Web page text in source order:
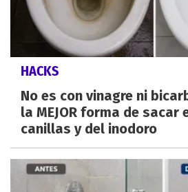
HACKS
No es con vinagre ni
la MEJOR forma de sacar
canillas y del inodoro